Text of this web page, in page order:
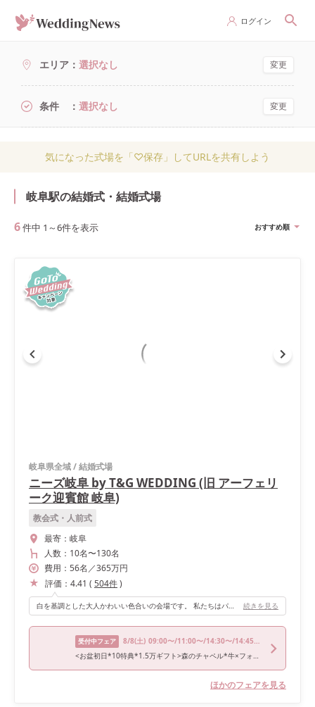
ログイン
エリア 選択なし 変更
条件 選択なし 変更
気になった式場を「♡保存」してURLを共有しよう
岐阜駅の結婚式・結婚式場
6件中 1 ～6件を表示 おすすめ順
岐阜県全域/結婚式場
ニーズ岐阜 by T&G WEDDING (旧 アーフェリ
ーク迎賓館 岐阜)
教会式・人前式
最寄： 岐阜
人数： 10名〜130名
費用： 56名 ／365万円
評価： 4.41 ( 504件)
白を基調とした大人かわいい色合いの会場です。 私たちはパステルカラー中心で選びましたが、白なのでなんにでも合いますし、オリジナル感が出しやすいと思います(^^) 続きを見る
受付中フェア 8/8(土) 09:00〜/11:00〜/14:30〜/14:45〜/18:00〜
<お盆初日*10特典*1.5万ギフト>森のチャペル*牛×フォアグラ試食
ほかのフェアを見る